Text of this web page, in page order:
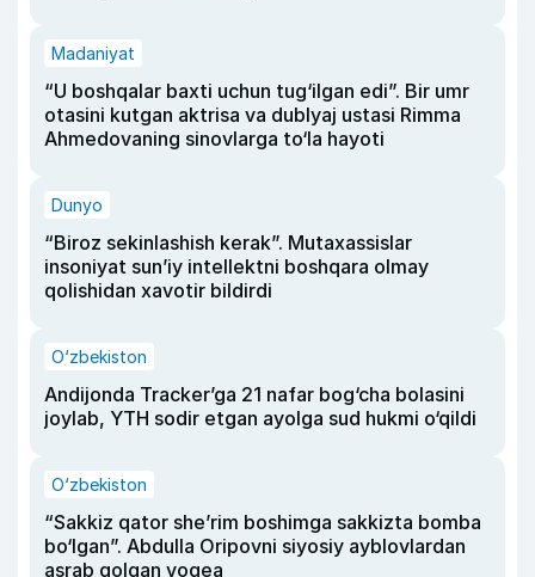
Madaniyat
“U boshqalar baxti uchun tug‘ilgan edi”. Bir umr
otasini kutgan aktrisa va dublyaj ustasi Rimma
Ahmedovaning sinovlarga to‘la hayoti
Dunyo
“Biroz sekinlashish kerak”. Mutaxassislar
insoniyat sun’iy intellektni boshqara olmay
qolishidan xavotir bildirdi
O‘zbekiston
Andijonda Tracker’ga 21 nafar bog‘cha bolasini
joylab, YTH sodir etgan ayolga sud hukmi o‘qildi
O‘zbekiston
“Sakkiz qator she’rim boshimga sakkizta bomba
bo‘lgan”. Abdulla Oripovni siyosiy ayblovlardan
asrab qolgan voqea